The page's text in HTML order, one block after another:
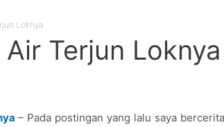
Loknya
Terjun Loknya
– Pada postingan yang lalu saya